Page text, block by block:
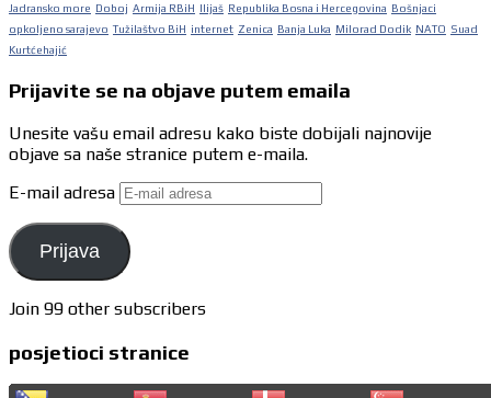
Jadransko more Doboj Armija RBiH Ilijaš Republika Bosna i Hercegovina Bošnjaci
opkoljeno sarajevo Tužilaštvo BiH internet Zenica Banja Luka Milorad Dodik NATO Suad
Kurtćehajić
Prijavite se na objave putem emaila
Unesite vašu email adresu kako biste dobijali najnovije
objave sa naše stranice putem e-maila.
E-mail adresa
Prijava
Join 99 other subscribers
posjetioci stranice